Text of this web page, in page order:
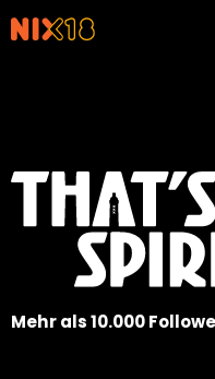
Mehr als 10.000